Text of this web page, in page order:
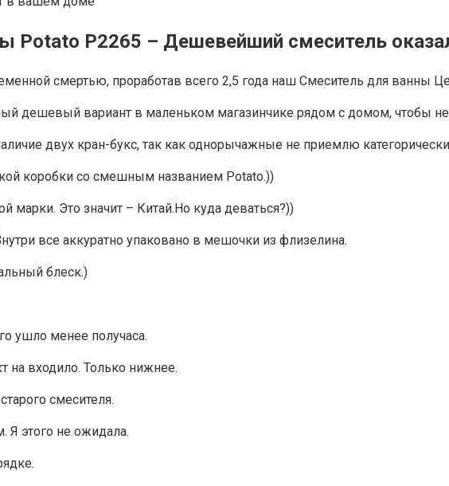
Potato P2265 – Дешевейший смеситель
смертью, проработав всего 2,5 года наш Смеситель для ванны
дешевый вариант в маленьком магазинчике рядом с домом, чтобы не
двух кран-букс, так как однорычажные не приемлю
коробки со смешным названием Potato.))
марки. Это значит – Китай.Но куда деваться?))
все аккуратно упаковано в мешочки из флизелина.
блеск.)
ушло менее получаса.
на входило. Только нижнее.
смесителя.
Я этого не ожидала.